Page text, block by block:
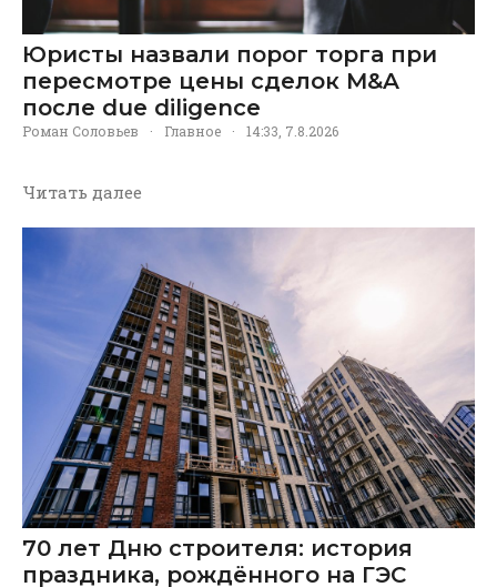
Юристы назвали порог торга при
пересмотре цены сделок M&A
после due diligence
Роман Соловьев · Главное · 14:33, 7.8.2026
Читать далее
70 лет Дню строителя: история
праздника, рождённого на ГЭС